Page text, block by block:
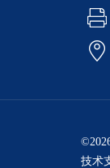
技术